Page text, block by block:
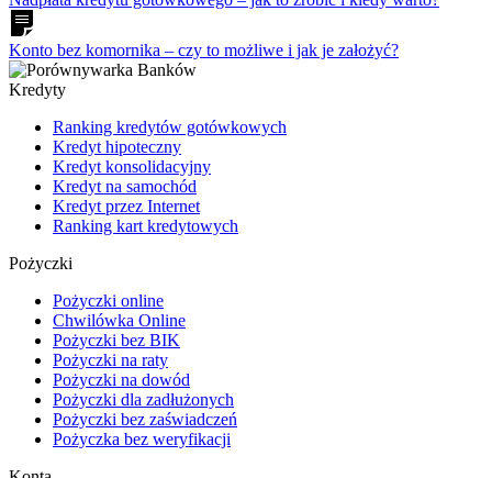
Konto bez komornika – czy to możliwe i jak je założyć?
Kredyty
Ranking kredytów gotówkowych
Kredyt hipoteczny
Kredyt konsolidacyjny
Kredyt na samochód
Kredyt przez Internet
Ranking kart kredytowych
Pożyczki
Pożyczki online
Chwilówka Online
Pożyczki bez BIK
Pożyczki na raty
Pożyczki na dowód
Pożyczki dla zadłużonych
Pożyczki bez zaświadczeń
Pożyczka bez weryfikacji